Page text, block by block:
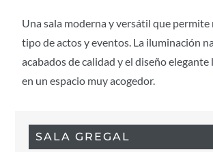
Una sala moderna y versátil que
tipo de actos y eventos. La iluminación
acabados de calidad y el diseño
en un espacio muy acogedor.
SALA GREGAL